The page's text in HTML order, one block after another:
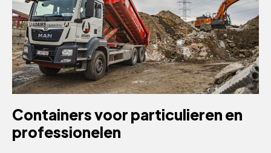
Containers voor particulieren en
professionelen